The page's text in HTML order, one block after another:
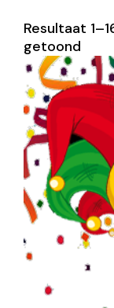
Resultaat
getoond